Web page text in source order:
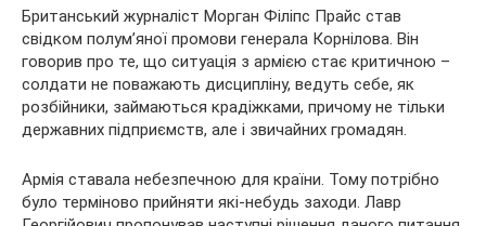
Британський журналіст Морган Філіпс Прайс став
свідком полум’яної промови генерала Корнілова. Він
говорив про те, що ситуація з армією стає критичною –
солдати не поважають дисципліну, ведуть себе, як
розбійники, займаються крадіжками, причому не тільки
державних підприємств, але і звичайних громадян.
Армія ставала небезпечною для країни. Тому потрібно
було терміново прийняти які-небудь заходи. Лавр